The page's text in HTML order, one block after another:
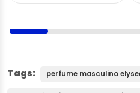
Tags: perfume masculino